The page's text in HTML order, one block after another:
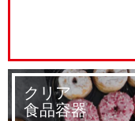
クリア
食品容器